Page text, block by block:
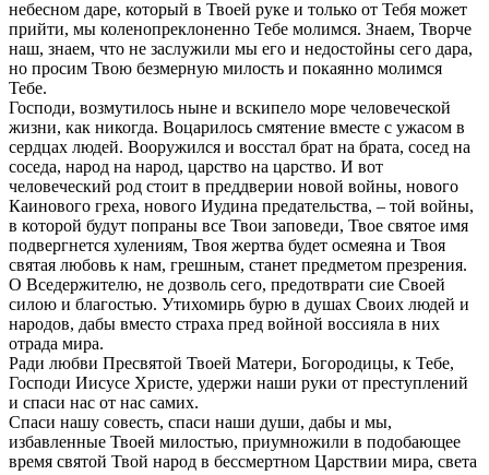
небесном даре, который в Твоей руке и только от Тебя может
прийти, мы коленопреклоненно Тебе молимся. Знаем, Творче
наш, знаем, что не заслужили мы его и недостойны сего дара,
но просим Твою безмерную милость и покаянно молимся
Тебе.
Господи, возмутилось ныне и вскипело море человеческой
жизни, как никогда. Воцарилось смятение вместе с ужасом в
сердцах людей. Вооружился и восстал брат на брата, сосед на
соседа, народ на народ, царство на царство. И вот
человеческий род стоит в преддверии новой войны, нового
Каинового греха, нового Иудина предательства, – той войны,
в которой будут попраны все Твои заповеди, Твое святое имя
подвергнется хулениям, Твоя жертва будет осмеяна и Твоя
святая любовь к нам, грешным, станет предметом презрения.
О Вседержителю, не дозволь сего, предотврати сие Своей
силою и благостью. Утихомирь бурю в душах Своих людей и
народов, дабы вместо страха пред войной воссияла в них
отрада мира.
Ради любви Пресвятой Твоей Матери, Богородицы, к Тебе,
Господи Иисусе Христе, удержи наши руки от преступлений
и спаси нас от нас самих.
Спаси нашу совесть, спаси наши души, дабы и мы,
избавленные Твоей милостью, приумножили в подобающее
время святой Твой народ в бессмертном Царствии мира, света